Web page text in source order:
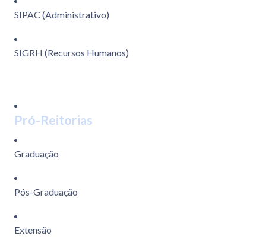
SIPAC (Administrativo)
SIGRH (Recursos Humanos)
Pró-Reitorias
Graduação
Pós-Graduação
Extensão